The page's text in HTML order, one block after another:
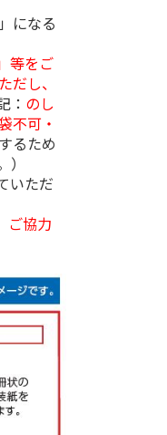
になる
等をご
だし、
： のし
不可・
るため
いただ
ご協力